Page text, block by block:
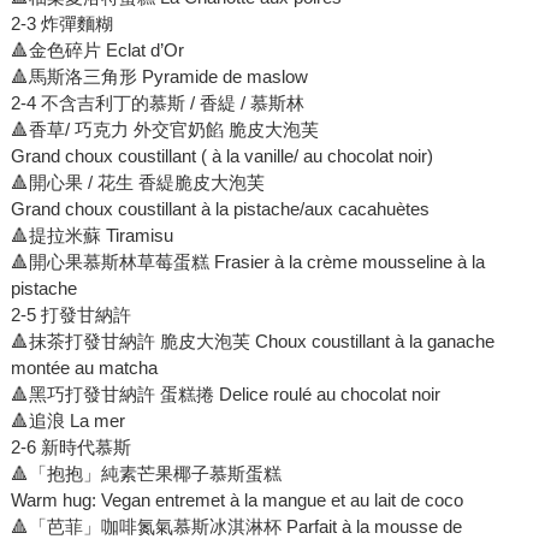
2-3 炸彈麵糊
🔺金色碎片 Eclat d’Or
🔺馬斯洛三角形 Pyramide de maslow
2-4 不含吉利丁的慕斯 / 香緹 / 慕斯林
🔺香草/ 巧克力 外交官奶餡 脆皮大泡芙
Grand choux coustillant ( à la vanille/ au chocolat noir)
🔺開心果 / 花生 香緹脆皮大泡芙
Grand choux coustillant à la pistache/aux cacahuètes
🔺提拉米蘇 Tiramisu
🔺開心果慕斯林草莓蛋糕 Frasier à la crème mousseline à la
pistache
2-5 打發甘納許
🔺抹茶打發甘納許 脆皮大泡芙 Choux coustillant à la ganache
montée au matcha
🔺黑巧打發甘納許 蛋糕捲 Delice roulé au chocolat noir
🔺追浪 La mer
2-6 新時代慕斯
🔺「抱抱」純素芒果椰子慕斯蛋糕
Warm hug: Vegan entremet à la mangue et au lait de coco
🔺「芭菲」咖啡氮氣慕斯冰淇淋杯 Parfait à la mousse de